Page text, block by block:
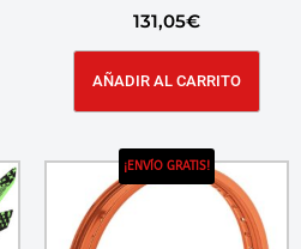
131,05€
AÑADIR AL CARRITO
¡ENVÍO GRATIS!